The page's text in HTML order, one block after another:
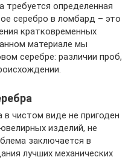
определенная
серебро в ломбард – это
кратковременных
материале мы
серебре: различии проб,
чистом виде не пригоден
изделий, не
заключается в
лучших механических